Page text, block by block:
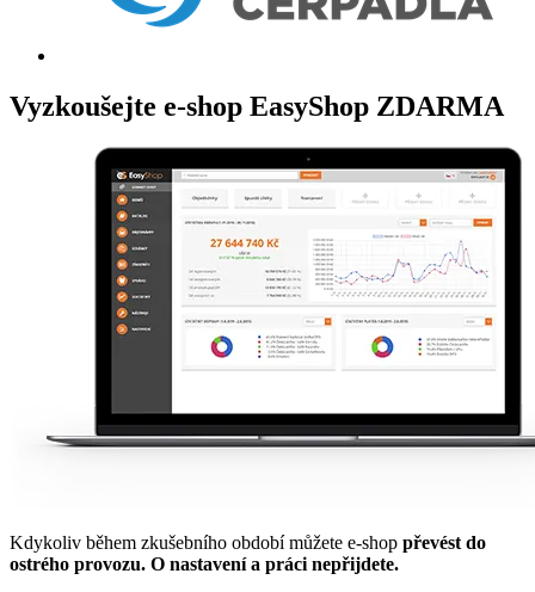
Vyzkoušejte e-shop EasyShop ZDARMA
Kdykoliv během zkušebního období můžete e-shop převést do
ostrého provozu. O nastavení a práci nepřijdete.